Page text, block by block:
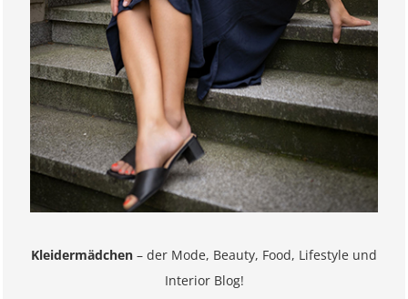
Kleidermädchen – der Mode, Beauty, Food, Lifestyle und
Interior Blog!